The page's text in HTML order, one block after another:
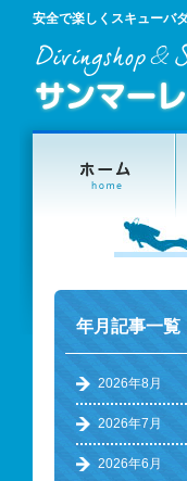
安全で楽しくスキューバ
年月記事一覧
2026年8月
2026年7月
2026年6月